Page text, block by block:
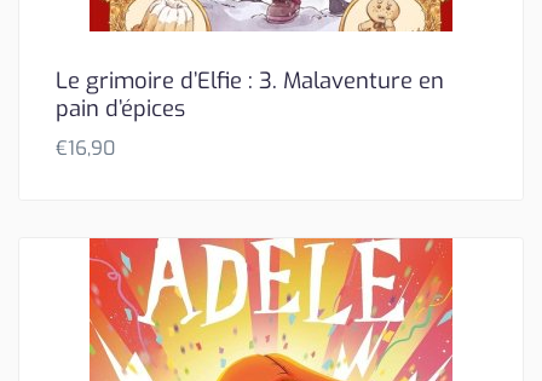
Le grimoire d’Elfie : 3. Malaventure en
pain d’épices
€16,90